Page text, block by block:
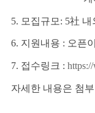
5. 모집규모: 5社 내
6. 지원내용 : 오픈
7. 접수링크 :
자세한 내용은 첨